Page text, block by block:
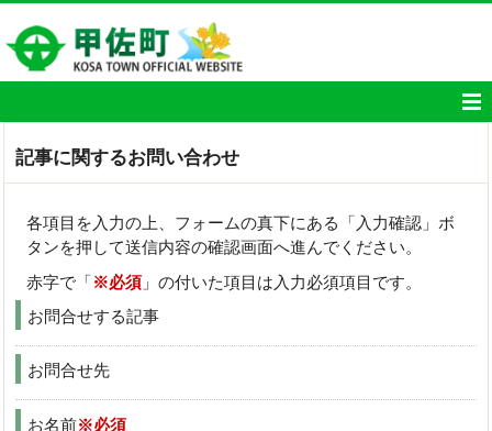
記事に関するお問い合わせ
各項目を入力の上、フォームの真下にある「入力確認」ボ
タンを押して送信内容の確認画面へ進んでください。
赤字で「※必須 」の付いた項目は入力必須項目です。
お問合せする記事
お問合せ先
お名前※必須